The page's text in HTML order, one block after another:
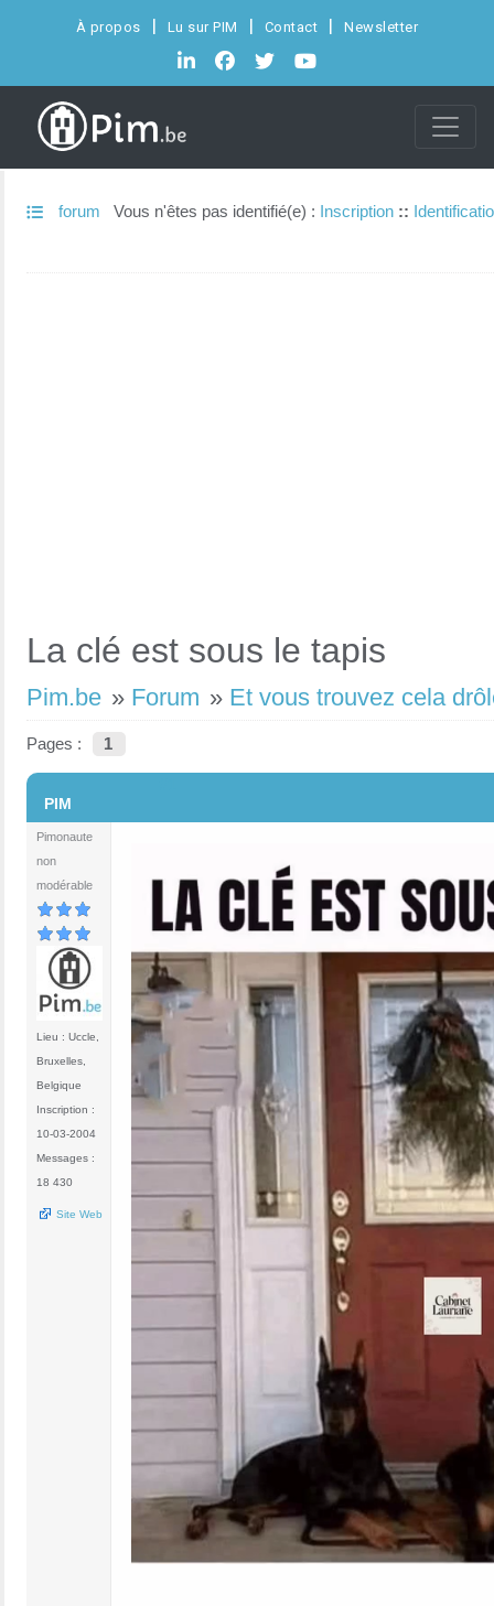
À propos Lu sur PIM Contact Newsletter
forum Vous n'êtes pas identifié(e) : Inscription ::
La clé est sous le tapis
Pim.be » Forum » Et vous trouvez cela
Pages : 1
PIM
Pimonaute
non
modérable
Lieu : Uccle,
Bruxelles,
Belgique
Inscription :
10-03-2004
Messages :
18 430
Site Web